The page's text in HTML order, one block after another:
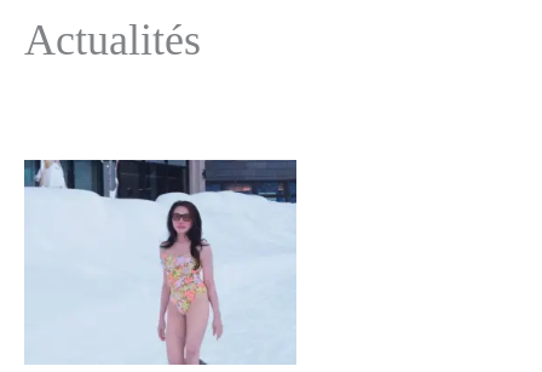
Actualités